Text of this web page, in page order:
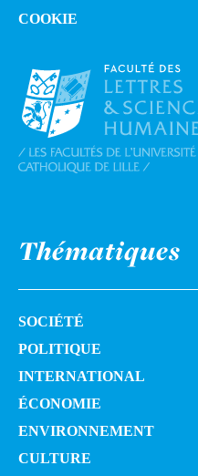
COOKIE
Thématiques
SOCIÉTÉ
POLITIQUE
INTERNATIONAL
ÉCONOMIE
ENVIRONNEMENT
CULTURE